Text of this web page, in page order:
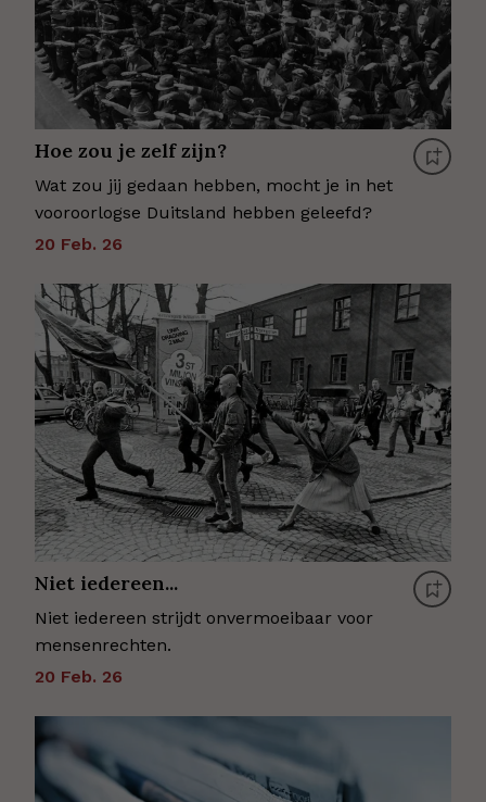
Hoe zou je zelf zijn?
Wat zou jij gedaan hebben, mocht je in het
vooroorlogse Duitsland hebben geleefd?
20 Feb. 26
Niet iedereen...
Niet iedereen strijdt onvermoeibaar voor
mensenrechten.
20 Feb. 26